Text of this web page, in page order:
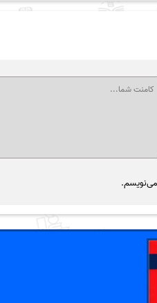
می‌نویسم.